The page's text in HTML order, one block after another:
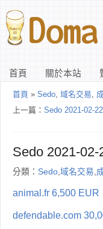
首頁 關於本站
首頁 » Sedo, 域名交易,
上一篇： Sedo 2021-02-
Sedo 2021-
分類： Sedo,域名交易,
animal.fr 6,500 EUR
defendable.com